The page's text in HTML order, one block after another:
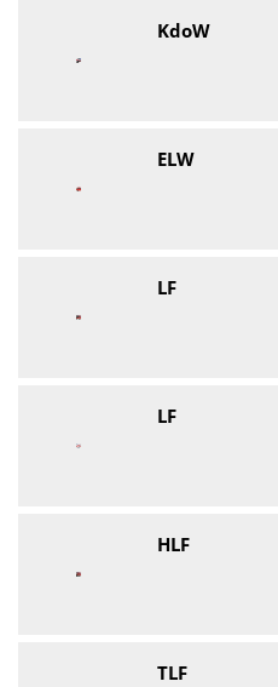
KdoW
ELW
LF
LF
HLF
TLF